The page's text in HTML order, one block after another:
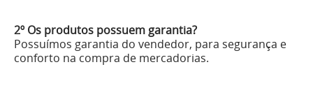
2º Os produtos possuem garantia?
Possuímos garantia do vendedor, para segurança e
conforto na compra de mercadorias.